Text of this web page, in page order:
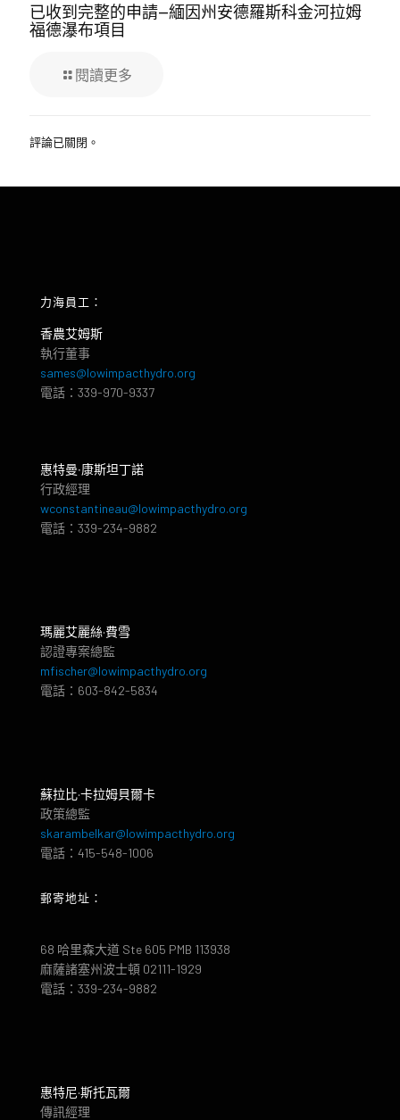
已收到完整的申請—緬因州安德羅斯科金河拉姆
福德瀑布項目
閱讀更多
評論已關閉。
力海員工：
香農艾姆斯
執行董事
sames@lowimpacthydro.org
電話：339-970-9337
惠特曼‧康斯坦丁諾
行政經理
wconstantineau@lowimpacthydro.org
電話：339-234-9882
瑪麗艾麗絲·費雪
認證專案總監
mfischer@lowimpacthydro.org
電話：603-842-5834
蘇拉比·卡拉姆貝爾卡
政策總監
skarambelkar@lowimpacthydro.org
電話：415-548-1006
郵寄地址：
68 哈里森大道 Ste 605 PMB 113938
麻薩諸塞州波士頓 02111-1929
電話：339-234-9882
惠特尼·斯托瓦爾
傳訊經理